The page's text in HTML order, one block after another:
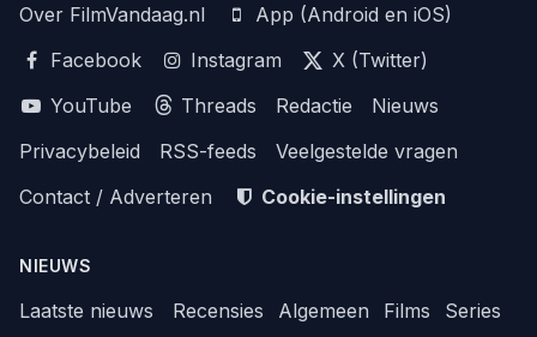
Over FilmVandaag.nl
App (Android en iOS)
Facebook
Instagram
X (Twitter)
YouTube
Threads Redactie
Nieuws
Privacybeleid
RSS-feeds
Veelgestelde vragen
Contact / Adverteren
Cookie-instellingen
NIEUWS
Laatste nieuws Recensies Algemeen Films
Series